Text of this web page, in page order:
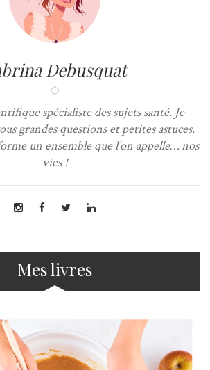
Debusquat
spécialiste des sujets santé. Je
grandes questions et petites astuces.
un ensemble que l’on appelle… nos
vies !
Mes livres